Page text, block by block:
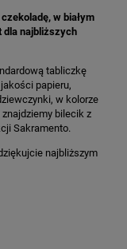
w białym
dla najbliższych
tabliczkę
papieru,
w kolorze
znajdziemy bilecik z
Sakramento.
najbliższym